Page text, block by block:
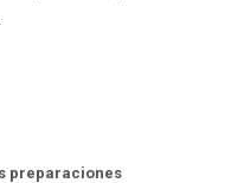
preparaciones